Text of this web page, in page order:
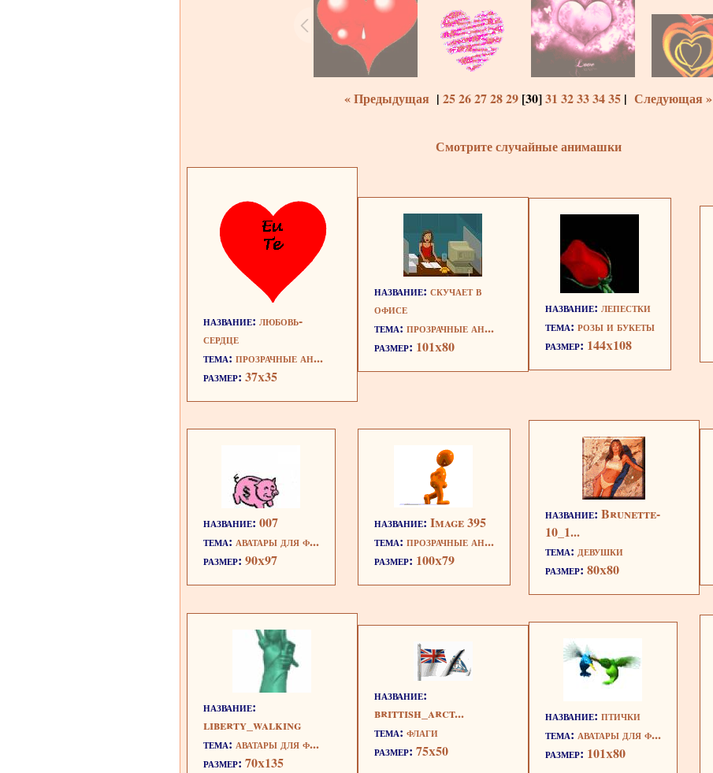
« Предыдущая | 2526272829 [30]31 32333435 | Следующая »
Смотрите случайные анимашки
название: любовь-
сердце
тема: прозрачные ан...
размер: 37x35
название: скучает в
офисе
тема: прозрачные ан...
размер: 101x80
название: лепестки
тема: розы и букеты
размер: 144x108
название: 007
тема: аватары для ф...
размер: 90x97
название: Image 395
тема: прозрачные ан...
размер: 100x79
название: Brunette-
10_1...
тема: девушки
размер: 80x80
название:
liberty_walking
тема: аватары для ф...
размер: 70x135
название:
brittish_arct...
тема: флаги
размер: 75x50
название: птички
тема: аватары для ф...
размер: 101x80